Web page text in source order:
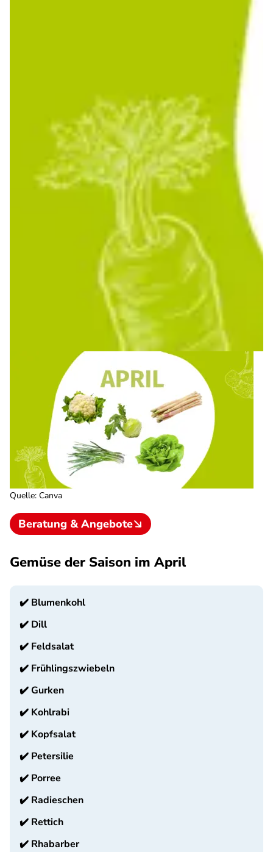
Quelle: Canva
Beratung & Angebote
Gemüse der Saison im April
✔️ Blumenkohl
✔️ Dill
✔️ Feldsalat
✔️ Frühlingszwiebeln
✔️Gurken
✔️ Kohlrabi
✔️ Kopfsalat
✔️ Petersilie
✔️ Porree
✔️ Radieschen
✔️ Rettich
✔️ Rhabarber